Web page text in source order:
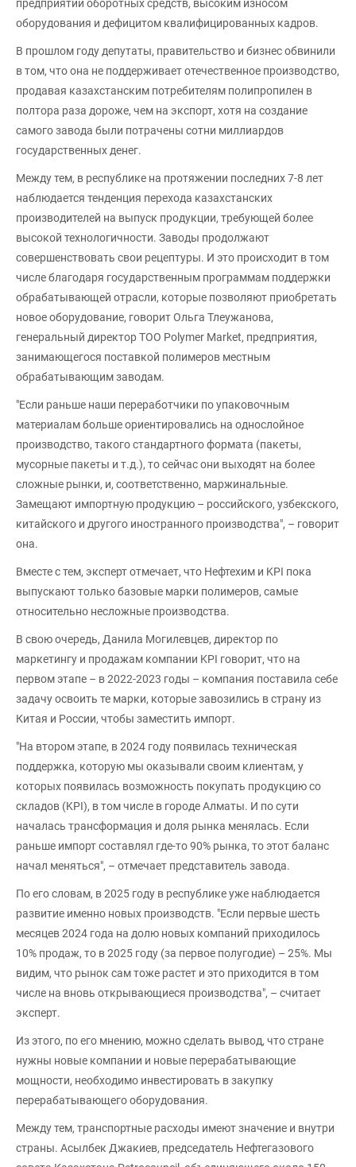
предприятий оборотных средств, высоким износом
оборудования и дефицитом квалифицированных кадров.
В прошлом году депутаты, правительство и бизнес обвинили
в том, что она не поддерживает отечественное производство,
продавая казахстанским потребителям полипропилен в
полтора раза дороже, чем на экспорт, хотя на создание
самого завода были потрачены сотни миллиардов
государственных денег.
Между тем, в республике на протяжении последних 7-8 лет
наблюдается тенденция перехода казахстанских
производителей на выпуск продукции, требующей более
высокой технологичности. Заводы продолжают
совершенствовать свои рецептуры. И это происходит в том
числе благодаря государственным программам поддержки
обрабатывающей отрасли, которые позволяют приобретать
новое оборудование, говорит Ольга Тлеужанова,
генеральный директор ТОО Polymer Market, предприятия,
занимающегося поставкой полимеров местным
обрабатывающим заводам.
"Если раньше наши переработчики по упаковочным
материалам больше ориентировались на однослойное
производство, такого стандартного формата (пакеты,
мусорные пакеты и т.д.), то сейчас они выходят на более
сложные рынки, и, соответственно, маржинальные.
Замещают импортную продукцию – российского, узбекского,
китайского и другого иностранного производства", – говорит
она.
Вместе с тем, эксперт отмечает, что Нефтехим и KPI пока
выпускают только базовые марки полимеров, самые
относительно несложные производства.
В свою очередь, Данила Могилевцев, директор по
маркетингу и продажам компании KPI говорит, что на
первом этапе – в 2022-2023 годы – компания поставила себе
задачу освоить те марки, которые завозились в страну из
Китая и России, чтобы заместить импорт.
"На втором этапе, в 2024 году появилась техническая
поддержка, которую мы оказывали своим клиентам, у
которых появилась возможность покупать продукцию со
складов (KPI), в том числе в городе Алматы. И по сути
началась трансформация и доля рынка менялась. Если
раньше импорт составлял где-то 90% рынка, то этот баланс
начал меняться", – отмечает представитель завода.
По его словам, в 2025 году в республике уже наблюдается
развитие именно новых производств. "Если первые шесть
месяцев 2024 года на долю новых компаний приходилось
10% продаж, то в 2025 году (за первое полугодие) – 25%. Мы
видим, что рынок сам тоже растет и это приходится в том
числе на вновь открывающиеся производства", – считает
эксперт.
Из этого, по его мнению, можно сделать вывод, что стране
нужны новые компании и новые перерабатывающие
мощности, необходимо инвестировать в закупку
перерабатывающего оборудования.
Между тем, транспортные расходы имеют значение и внутри
страны. Асылбек Джакиев, председатель Нефтегазового